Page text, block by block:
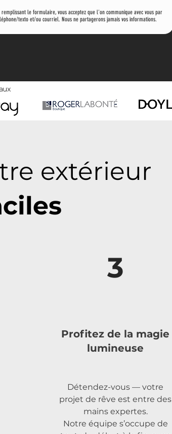
remplissant le formulaire, vous acceptez que l'on communique avec vous par
texto et/ou courriel. Nous ne partagerons jamais vos informations.
extérieur
3
Profitez de la magie
lumineuse
Détendez-vous — votre
projet de rêve est entre des
mains expertes.
Notre équipe s’occupe de